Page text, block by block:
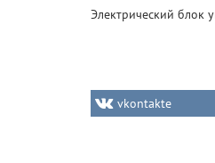
Электрический блок
vkontakte